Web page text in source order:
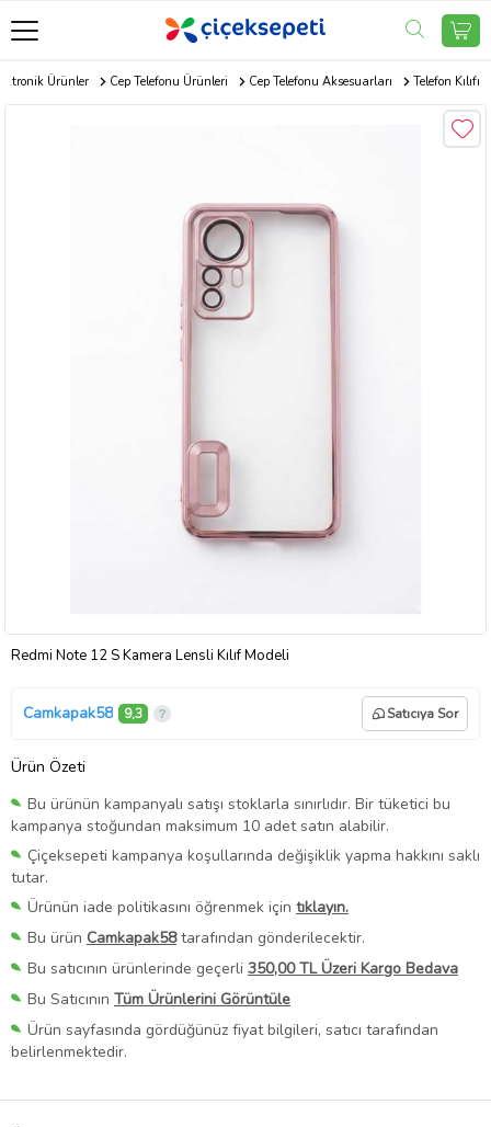
Ürünler Cep Telefonu Ürünleri Cep Telefonu Aksesuarları Telefon Kılıfı
Redmi Note 12 S Kamera Lensli Kılıf Modeli
Camkapak58 9,3 Satıcıya Sor
Ürün Özeti
Bu ürünün kampanyalı satışı stoklarla sınırlıdır. Bir tüketici bu
kampanya stoğundan maksimum 10 adet satın alabilir.
Çiçeksepeti kampanya koşullarında değişiklik yapma hakkını saklı
tutar.
Ürünün iade politikasını öğrenmek için tıklayın.
Bu ürün Camkapak58tarafından gönderilecektir.
Bu satıcının ürünlerinde geçerli 350,00 TL Üzeri Kargo Bedava
Bu Satıcının Tüm Ürünlerini Görüntüle
Ürün sayfasında gördüğünüz fiyat bilgileri, satıcı tarafından
belirlenmektedir.